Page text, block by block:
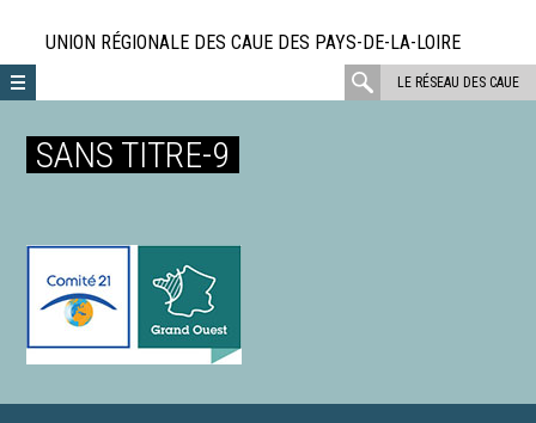
directement
au
contenu
UNION RÉGIONALE DES CAUE DES PAYS-DE-LA-LOIRE
LE RÉSEAU DES CAUE
rechercher
:
SANS TITRE-9